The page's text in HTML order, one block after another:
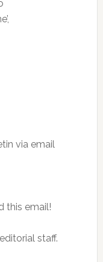
via email
this email!
staff.